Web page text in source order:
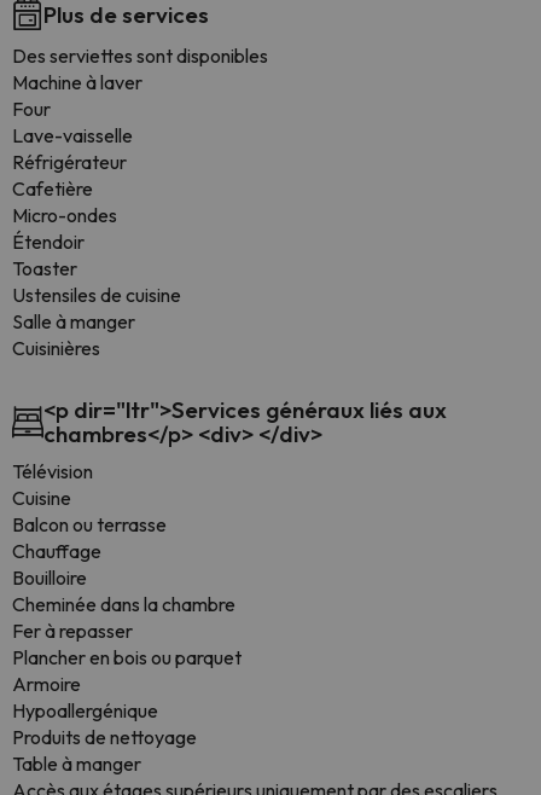
Plus de services
Des serviettes sont disponibles
Machine à laver
Four
Lave-vaisselle
Réfrigérateur
Cafetière
Micro-ondes
Étendoir
Toaster
Ustensiles de cuisine
Salle à manger
Cuisinières
<p dir="ltr">Services généraux liés aux
chambres</p> <div> </div>
Télévision
Cuisine
Balcon ou terrasse
Chauffage
Bouilloire
Cheminée dans la chambre
Fer à repasser
Plancher en bois ou parquet
Armoire
Hypoallergénique
Produits de nettoyage
Table à manger
Accès aux étages supérieurs uniquement par des escaliers